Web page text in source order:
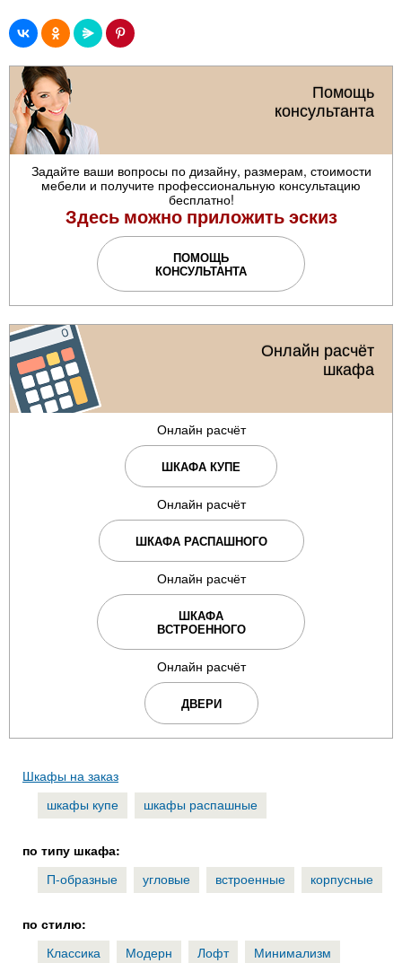
Помощь
консультанта
Задайте ваши вопросы по дизайну, размерам, стоимости
мебели и получите профессиональную консультацию
бесплатно!
Здесь можно приложить эскиз
ПОМОЩЬ
КОНСУЛЬТАНТА
Онлайн расчёт
шкафа
Онлайн расчёт
ШКАФА КУПЕ
Онлайн расчёт
ШКАФА РАСПАШНОГО
Онлайн расчёт
ШКАФА
ВСТРОЕННОГО
Онлайн расчёт
ДВЕРИ
Шкафы на заказ
шкафы купе
шкафы распашные
по типу шкафа:
П-образные
угловые встроенные корпусные
по стилю:
Классика
Модерн Лофт
Минимализм